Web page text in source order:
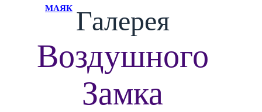
МАЯК Галерея
Воздушного
Замка